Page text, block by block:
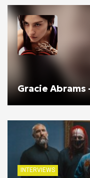
Gracie Abrams
INTERVIEWS